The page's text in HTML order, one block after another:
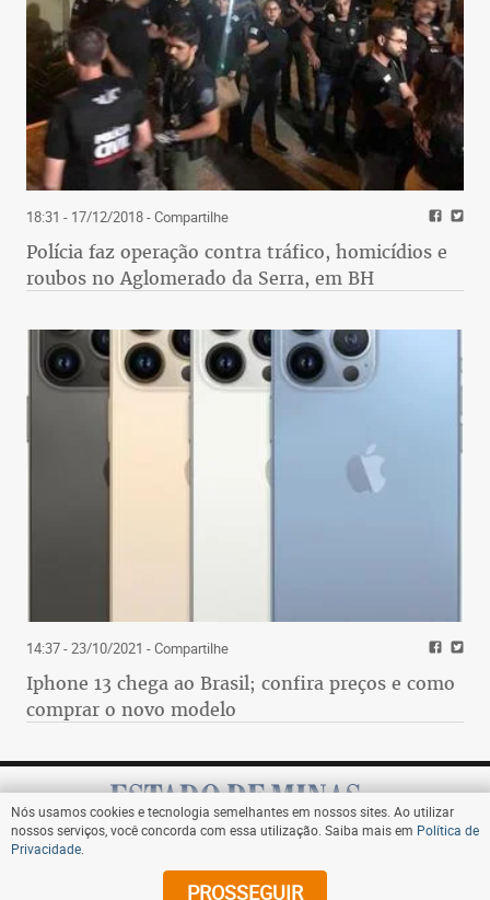
18:31 - 17/12/2018- Compartilhe
Polícia faz operação contra tráfico, homicídios e
roubos no Aglomerado da Serra, em BH
14:37 - 23/10/2021 - Compartilhe
Iphone 13 chega ao Brasil; confira preços e como
comprar o novo modelo
Assine
Nós usamos cookies e tecnologia semelhantes em nossos sites. Ao utilizar
nossos serviços, você concorda com essa utilização. Saiba mais em Política de
Privacidade
PROSSEGUIR